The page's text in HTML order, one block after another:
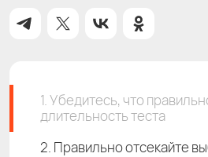
1. Убедитесь, что
длительность теста
2. Правильно отсекайте